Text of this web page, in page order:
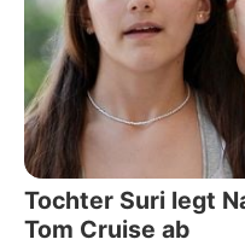
Tochter Suri legt
Tom Cruise ab